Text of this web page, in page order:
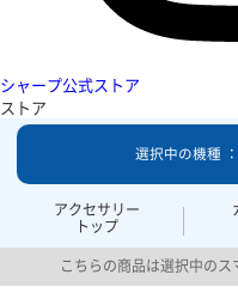
シャープ公式ストア
ストア
アクセサリー
トップ
選択中の機種 ：
こちらの商品は選択中のス